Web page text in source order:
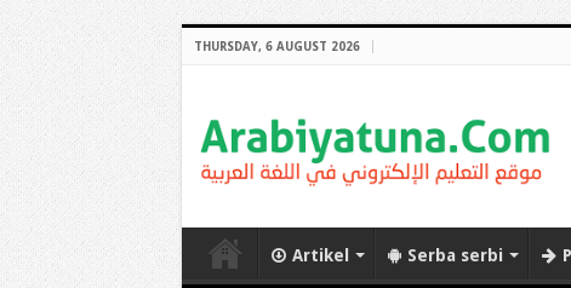
THURSDAY, 6 AUGUST 2026
Artikel Serba serbi